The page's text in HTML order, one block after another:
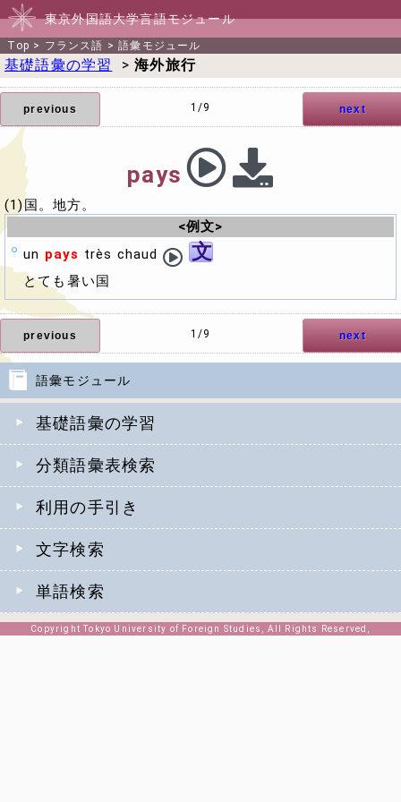
東京外国語大学言語モジュール
Top > フランス語 >語彙モジュール
語彙モジュール
基礎語彙の学習
分類語彙表検索
利用の手引き
文字検索
単語検索
基礎語彙の学習 >海外旅行
previous next
1/9
pays
(1)国。地方。
<例文>
un pays très chaud 文
とても暑い国
previous next
1/9
Copyright Tokyo University of Foreign Studies, All Rights Reserved,